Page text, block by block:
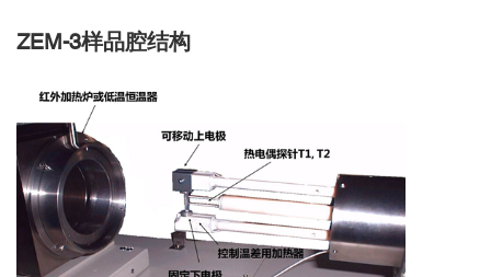
ZEM-3样品腔结构